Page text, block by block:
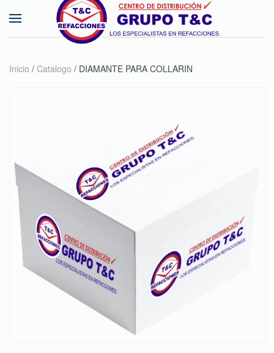
Skip to main content
Inicio / Catalogo / DIAMANTE PARA COLLARIN